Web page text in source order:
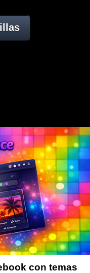
con temas